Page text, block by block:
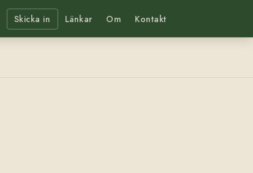
Skicka in Länkar Om Kontakt